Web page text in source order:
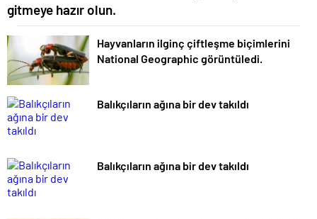
gitmeye hazır olun.
Hayvanların ilginç çiftleşme biçimlerini
National Geographic görüntüledi.
Balıkçıların ağına bir dev takıldı
Balıkçıların ağına bir dev takıldı